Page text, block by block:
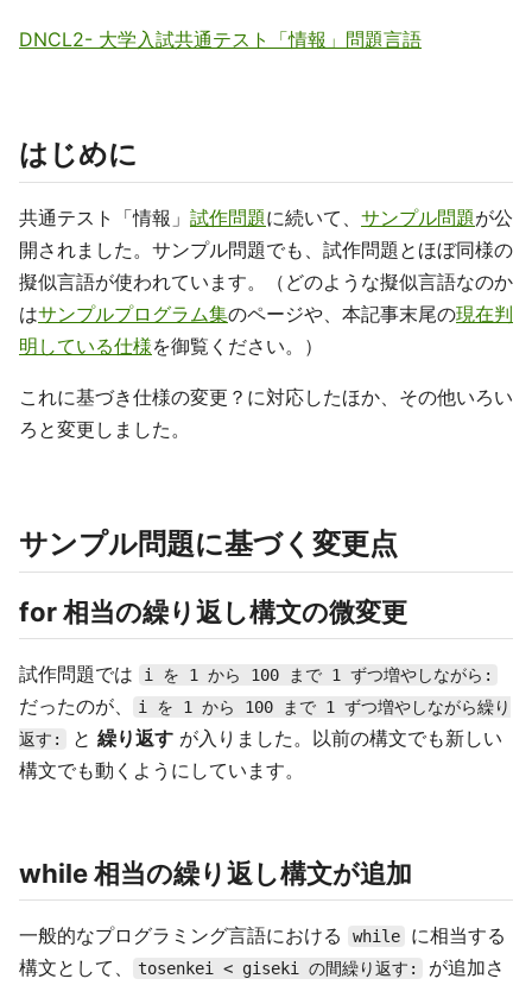
DNCL2- 大学入試共通テスト「情報」問題言語
はじめに
共通テスト「情報」 試作問題に続いて、 サンプル問題が公
開されました。サンプル問題でも、試作問題とほぼ同様の
擬似言語が使われています。（どのような擬似言語なのか
はサンプルプログラム集のページや、本記事末尾の現在判
明している仕様を御覧ください。）
これに基づき仕様の変更？に対応したほか、その他いろい
ろと変更しました。
サンプル問題に基づく変更点
for 相当の繰り返し構文の微変更
試作問題では i を 1 から 100 まで 1 ずつ増やしながら:
だったのが、
i を 1 から 100 まで 1 ずつ増やしながら繰り
返す:
と 繰り返す が入りました。以前の構文でも新しい
構文でも動くようにしています。
while 相当の繰り返し構文が追加
一般的なプログラミング言語における while
に相当する
構文として、
tosenkei < giseki の間繰り返す:
が追加さ